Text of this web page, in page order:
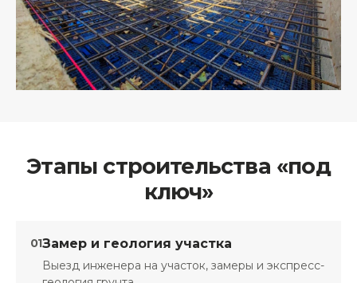
Этапы строительства «под
ключ»
01Замер и геология участка
Выезд инженера на участок, замеры и экспресс-